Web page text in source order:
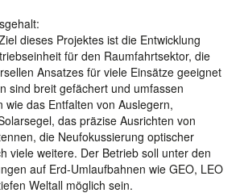
dieses Projektes ist die Entwicklung
für den Raumfahrtsektor, die
Ansatzes für viele Einsätze geeignet
sind breit gefächert und umfassen
wie das Entfalten von Auslegern,
das präzise Ausrichten von
die Neufokussierung optischer
viele weitere. Der Betrieb soll unter den
auf Erd-Umlaufbahnen wie GEO, LEO
Weltall möglich sein.